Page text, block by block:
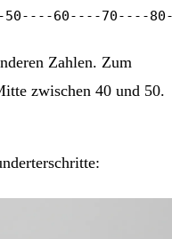
60----70----
Zahlen. Zum
zwischen 40 und 50.